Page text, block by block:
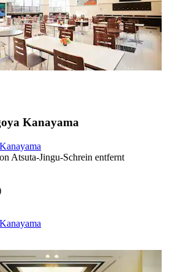
Kanayama
Atsuta-Jingu-Schrein entfernt